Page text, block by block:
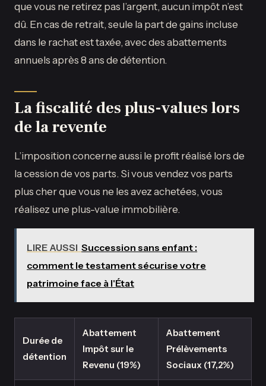
que vous ne retirez pas l’argent, aucun impôt n’est
dû. En cas de retrait, seule la part de gains incluse
dans le rachat est taxée, avec des abattements
annuels après 8 ans de détention.
La fiscalité des plus-values lors
de la revente
L’imposition concerne aussi le profit réalisé lors de
la cession de vos parts. Si vous vendez vos parts
plus cher que vous ne les avez achetées, vous
réalisez une plus-value immobilière.
LIRE AUSSI Succession sans enfant :
comment le testament sécurise votre
patrimoine face à l'État
Durée de
détention
Abattement
Impôt sur le
Revenu (19%)
Abattement
Prélèvements
Sociaux (17,2%)